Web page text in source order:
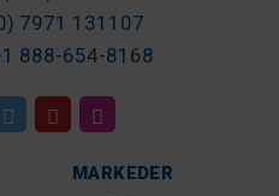
7971 131107
888-654-8168
MARKEDER